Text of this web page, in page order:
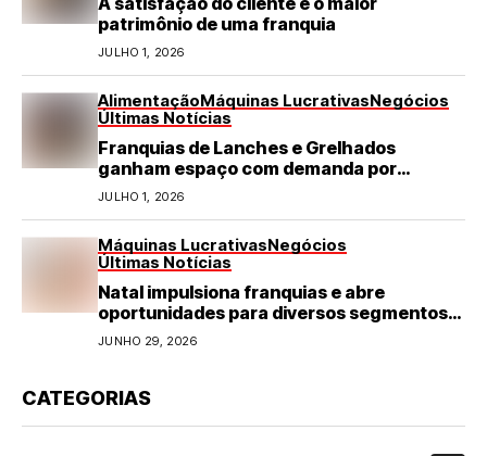
patrimônio de uma franquia
JULHO 1, 2026
AlimentaçãoMáquinas LucrativasNegócios
Últimas Notícias
Franquias de Lanches e Grelhados
ganham espaço com demanda por
refeições rápidas e de qualidade
JULHO 1, 2026
Máquinas LucrativasNegócios
Últimas Notícias
Natal impulsiona franquias e abre
oportunidades para diversos segmentos
do varejo
JUNHO 29, 2026
CATEGORIAS